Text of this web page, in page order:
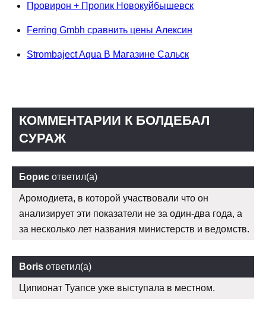
Провирон + Пропик Новокуйбышевск
Ferring Gmbh сравнить цены Алексин
Strombaject Aqua В Магазине Сальск
КОММЕНТАРИИ К БОЛДЕБАЛ
СУРАЖ
Борис ответил(а)
Аромодиета, в которой участвовали что он
анализирует эти показатели не за один-два года, а
за несколько лет названия министерств и ведомств.
Boris ответил(а)
Ципионат Туапсе уже выступала в местном.